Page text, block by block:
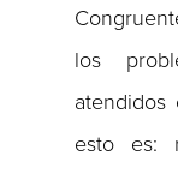
los
atendidos
esto es: